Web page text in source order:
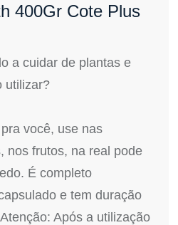
400Gr Cote Plus
a cuidar de plantas e
utilizar?
você, use nas
nos frutos, na real pode
É completo
e tem duração
Após a utilização